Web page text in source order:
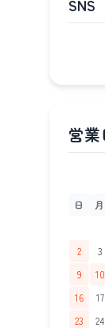
SNS
日 月
2
3
9
10
16
17
23
24